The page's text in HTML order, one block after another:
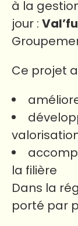
à la
jour :
Ce projet
la filière
Dans la
porté par